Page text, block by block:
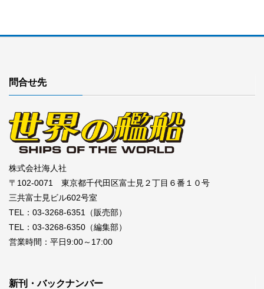
問合せ先
株式会社海人社
〒102-0071 東京都千代田区富士見２丁目６番１０号
三共富士見ビル602号室
TEL：03-3268-6351（販売部）
TEL：03-3268-6350（編集部）
営業時間：平日9:00～17:00
新刊・バックナンバー